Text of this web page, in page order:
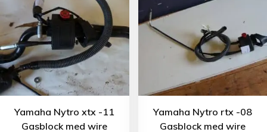
Yamaha Nytro xtx -11
Gasblock med wire
Yamaha Nytro rtx -08
Gasblock med wire